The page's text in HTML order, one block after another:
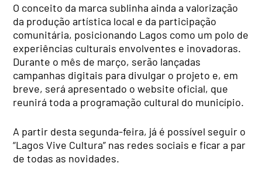
O conceito da marca sublinha ainda a valorização
da produção artística local e da participação
comunitária, posicionando Lagos como um polo de
experiências culturais envolventes e inovadoras.
Durante o mês de março, serão lançadas
campanhas digitais para divulgar o projeto e, em
breve, será apresentado o website oficial, que
reunirá toda a programação cultural do município.
A partir desta segunda-feira, já é possível seguir o
“Lagos Vive Cultura” nas redes sociais e ficar a par
de todas as novidades.